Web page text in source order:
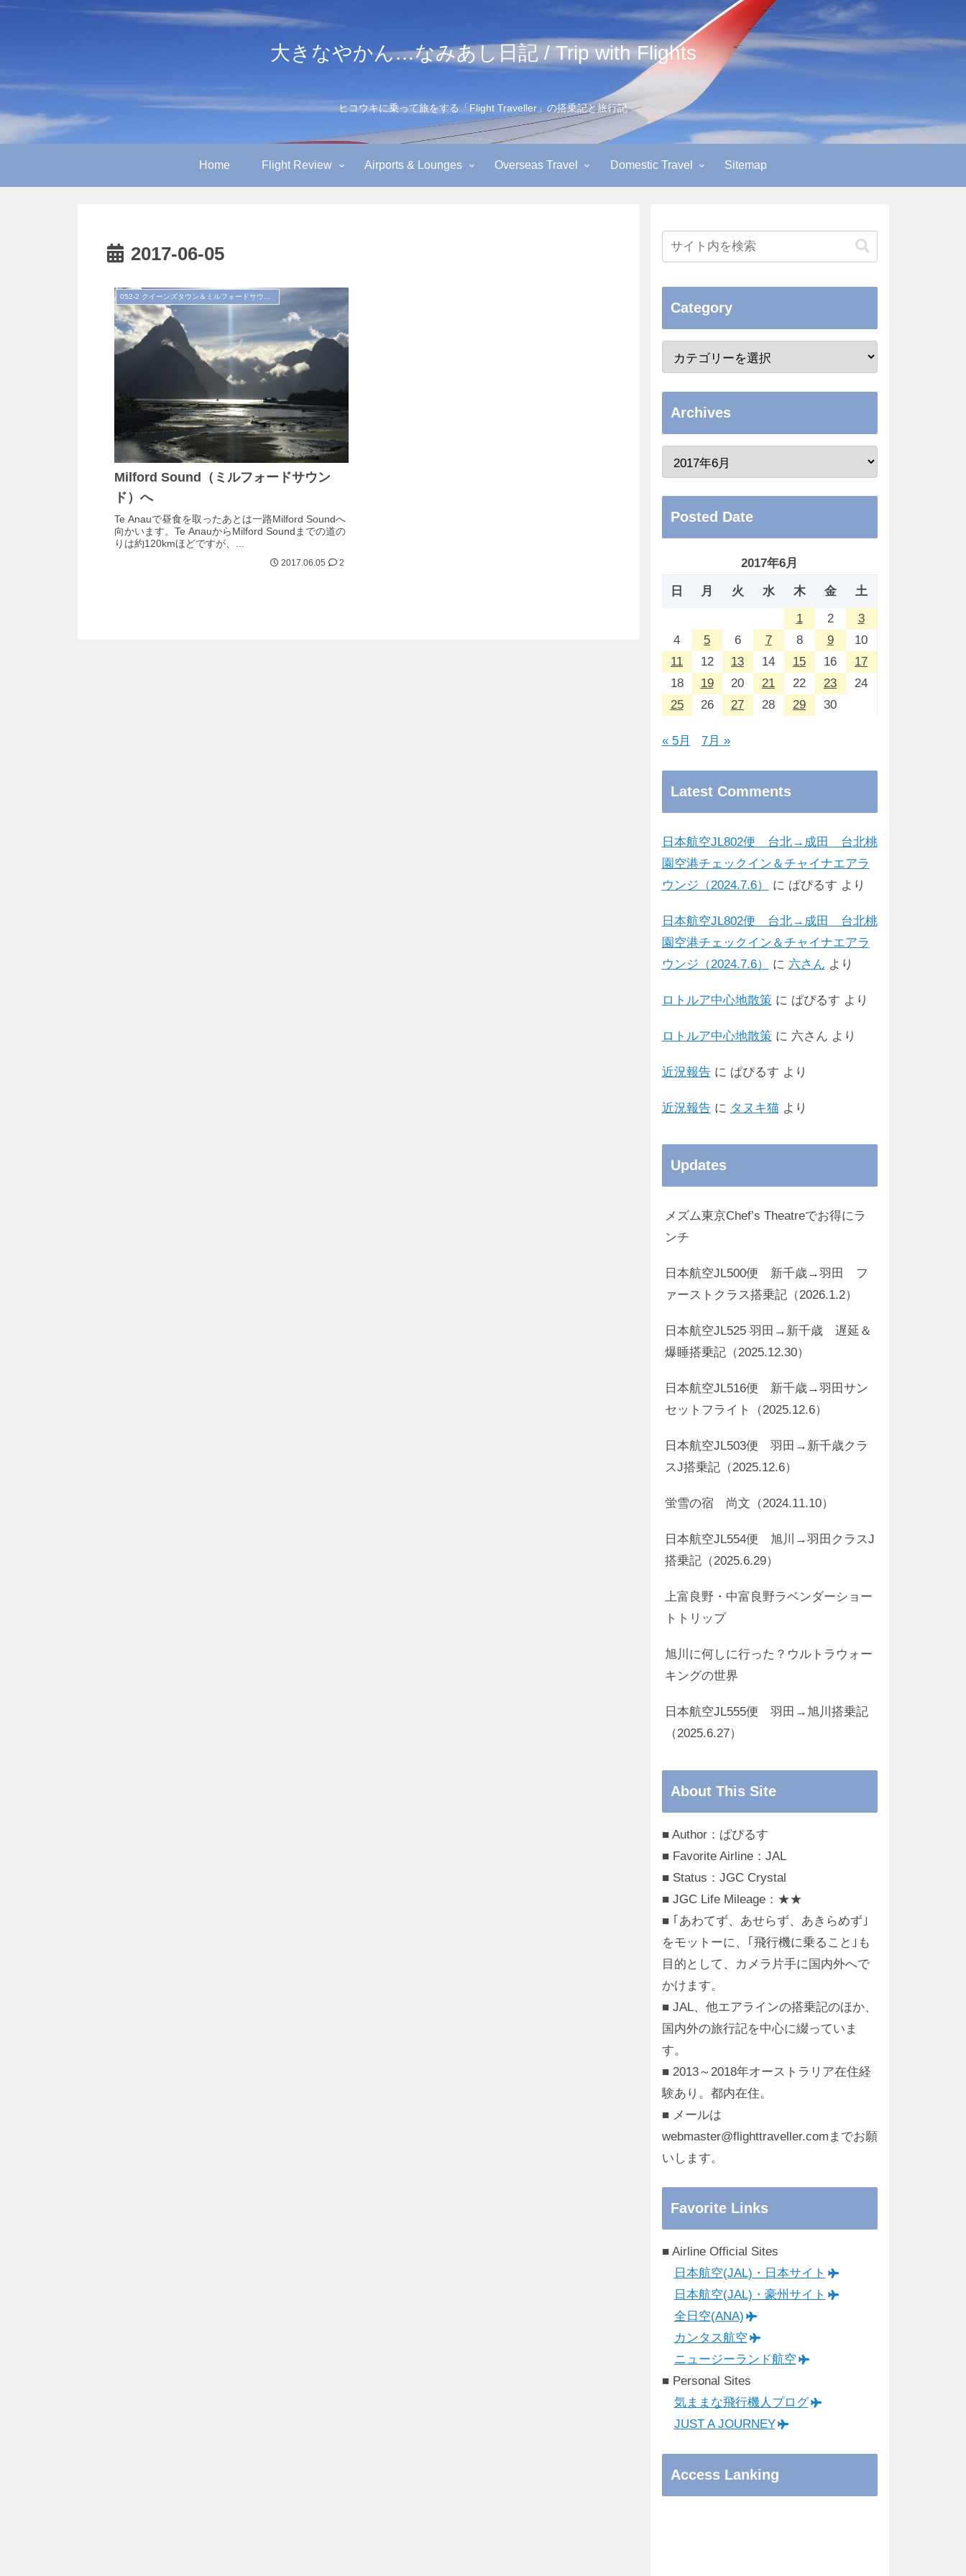
大きなやかん…なみあし日記 / Trip with Flights
ヒコウキに乗って旅をする「Flight Traveller」の搭乗記と旅行記
Home Flight Review Airports & Lounges Overseas Travel Domestic Travel Sitemap
2017-06-05
Milford Sound（ミルフォードサウン
ド）へ
Te Anauで昼食を取ったあとは一路Milford Soundへ
向かいます。Te AnauからMilford Soundまでの道の
りは約120kmほどですが、...
2017.06.05 2
Category
Archives
Posted Date
2017年6月
日 月 火 水 木 金
土
1
2
3
4
5 6 7 8 9
10
11
12 13 14 15 16
17
18
19 20 21 22 23
24
25
26 27 28 29 30
« 5月 7月 »
Latest Comments
日本航空JL802便 台北→成田 台北桃
園空港チェックイン＆チャイナエアラ
ウンジ（2024.7.6）
に ぱぴるす より
日本航空JL802便 台北→成田 台北桃
園空港チェックイン＆チャイナエアラ
ウンジ（2024.7.6）
に 六さん より
ロトルア中心地散策 に ぱぴるす より
ロトルア中心地散策 に 六さん より
近況報告に ぱぴるす より
近況報告に タヌキ猫より
Updates
メズム東京Chef’s Theatreでお得にラ
ンチ
日本航空JL500便 新千歳→羽田 フ
ァーストクラス搭乗記（2026.1.2）
日本航空JL525 羽田→新千歳 遅延＆
爆睡搭乗記（2025.12.30）
日本航空JL516便 新千歳→羽田サン
セットフライト（2025.12.6）
日本航空JL503便 羽田→新千歳クラ
スJ搭乗記（2025.12.6）
蛍雪の宿 尚文（2024.11.10）
日本航空JL554便 旭川→羽田クラスJ
搭乗記（2025.6.29）
上富良野・中富良野ラベンダーショー
トトリップ
旭川に何しに行った？ウルトラウォー
キングの世界
日本航空JL555便 羽田→旭川搭乗記
（2025.6.27）
About This Site
■ Author：ぱぴるす
■ Favorite Airline：JAL
■ Status：JGC Crystal
■ JGC Life Mileage：★★
■ ｢あわてず、あせらず、あきらめず｣
をモットーに、｢飛行機に乗ること｣も
目的として、カメラ片手に国内外へで
かけます。
■ JAL、他エアラインの搭乗記のほか、
国内外の旅行記を中心に綴っていま
す。
■ 2013～2018年オーストラリア在住経
験あり。都内在住。
■ メールは
webmaster@flighttraveller.comまでお願
いします。
Favorite Links
■ Airline Official Sites
日本航空(JAL)・日本サイト
日本航空(JAL)・豪州サイト
全日空(ANA)
カンタス航空
ニュージーランド航空
■ Personal Sites
気ままな飛行機人プログ
JUST A JOURNEY
Access Lanking